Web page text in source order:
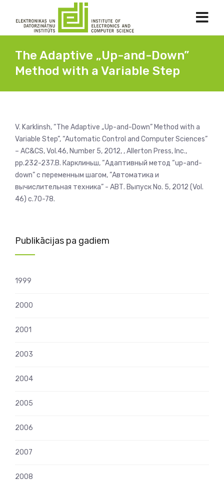
The Adaptive „Up-and-Down”
Method with a Variable Step
V. Karklinsh, “The Adaptive „Up-and-Down” Method with a
Variable Step”, “Automatic Control and Computer Sciences”
– AC&CS, Vol.46, Number 5, 2012, , Allerton Press, Inc.,
pp.232-237.В. Карклиньш, “Адаптивный метод “up-and-
down” с переменным шагом, ”Автоматика и
вычислительная техника” - АВТ. Выпуск No. 5, 2012 (Vol.
46) с.70-78.
Publikācijas pa gadiem
1999
2000
2001
2003
2004
2005
2006
2007
2008